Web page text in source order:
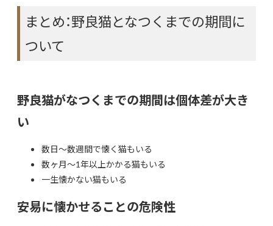
まとめ：野良猫となつくまでの期間に
ついて
野良猫がなつくまでの期間は個体差が大き
い
数日～数週間で懐く猫もいる
数ヶ月～1年以上かかる猫もいる
一生懐かない猫もいる
安易に懐かせることの危険性